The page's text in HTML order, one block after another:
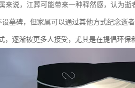
来说，江葬可能带来一种释然感，认为逝
墓碑，但家属可以通过其他方式纪念逝
，逐渐被更多人接受，尤其是在提倡环保